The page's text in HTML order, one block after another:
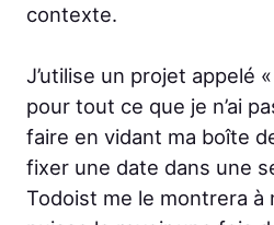
contexte.
J’utilise un projet appelé «
pour tout ce que je n’ai
faire en vidant ma boîte
fixer une date dans une
Todoist me le montrera à